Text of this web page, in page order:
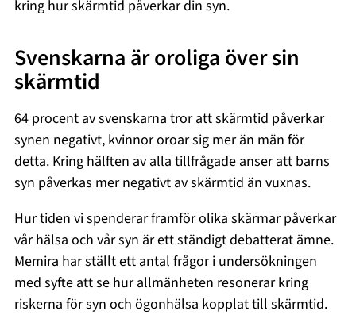
kring hur skärmtid påverkar din syn.
Svenskarna är oroliga över sin
skärmtid
64 procent av svenskarna tror att skärmtid påverkar
synen negativt, kvinnor oroar sig mer än män för
detta. Kring hälften av alla tillfrågade anser att barns
syn påverkas mer negativt av skärmtid än vuxnas.
Hur tiden vi spenderar framför olika skärmar påverkar
vår hälsa och vår syn är ett ständigt debatterat ämne.
Memira har ställt ett antal frågor i undersökningen
med syfte att se hur allmänheten resonerar kring
riskerna för syn och ögonhälsa kopplat till skärmtid.